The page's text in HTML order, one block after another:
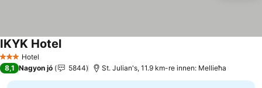
3 Kategória
Hotel
IKYK Hotel
8,1 Nagyon jó 5844 St. Julian's, 11.9 km-re innen: Mellieħa